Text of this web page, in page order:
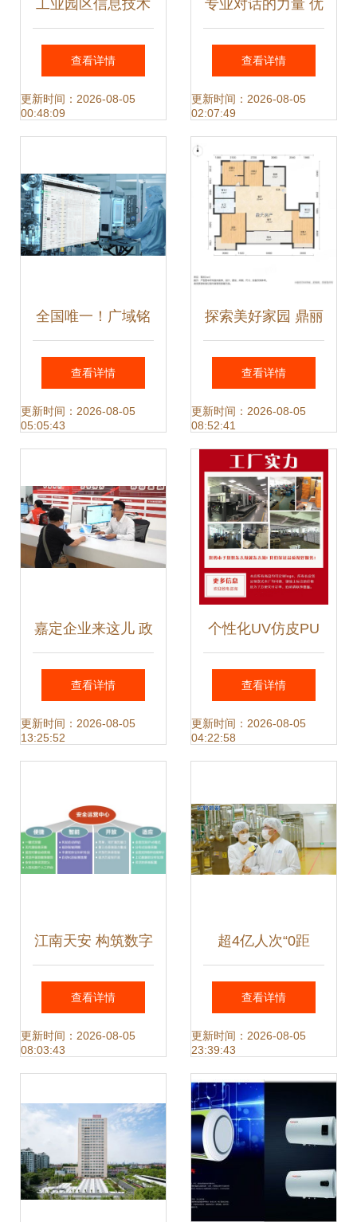
工业园区信息技术
咨询专业服务 数字
化赋能园区转型之
查看详情
更新时间：2026-08-05
00:48:09
专业对话的力量 优
化呼叫中心与信息
咨询服务的实战指
查看详情
更新时间：2026-08-05
02:07:49
全国唯一！广域铭
岛赋能打造电芯行
业首家CMMM四级
服务专家成果速递
查看详情
更新时间：2026-08-05
05:05:43
探索美好家园 鼎丽
房屋信息咨询服务
部的专业之路
查看详情
更新时间：2026-08-05
08:52:41
嘉定企业来这儿 政
务服务免费提供法
律、融资及信息服
查看详情
更新时间：2026-08-05
13:25:52
个性化UV仿皮PU
笔记本 商务定制与
信息咨询服务的完
查看详情
更新时间：2026-08-05
04:22:58
江南天安 构筑数字
时代的坚实盾牌
查看详情
更新时间：2026-08-05
08:03:43
超4亿人次“0距
离”探秘，飞鹤以数
字化透明工厂引领
乳业服务新标杆
查看详情
更新时间：2026-08-05
23:39:43